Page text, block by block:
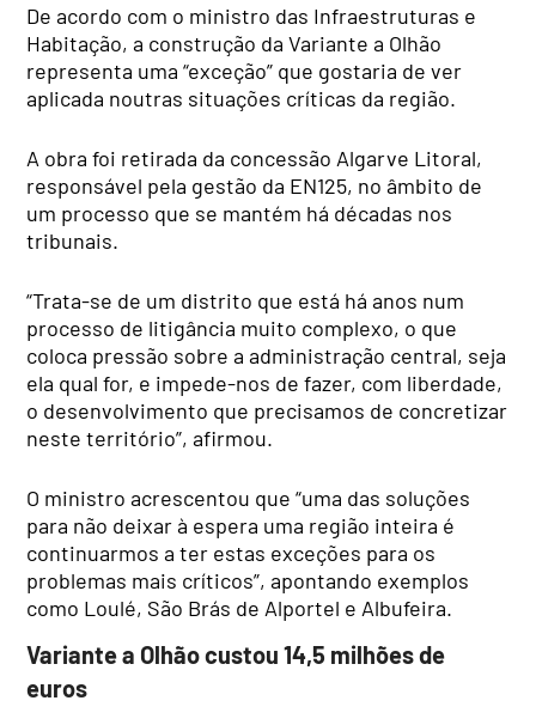
De acordo com o ministro das Infraestruturas e
Habitação, a construção da Variante a Olhão
representa uma “exceção” que gostaria de ver
aplicada noutras situações críticas da região.
A obra foi retirada da concessão Algarve Litoral,
responsável pela gestão da EN125, no âmbito de
um processo que se mantém há décadas nos
tribunais.
“Trata-se de um distrito que está há anos num
processo de litigância muito complexo, o que
coloca pressão sobre a administração central, seja
ela qual for, e impede-nos de fazer, com liberdade,
o desenvolvimento que precisamos de concretizar
neste território”, afirmou.
O ministro acrescentou que “uma das soluções
para não deixar à espera uma região inteira é
continuarmos a ter estas exceções para os
problemas mais críticos”, apontando exemplos
como Loulé, São Brás de Alportel e Albufeira.
Variante a Olhão custou 14,5 milhões de
euros